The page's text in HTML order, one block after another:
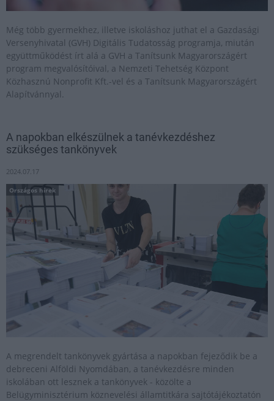
Még több gyermekhez, illetve iskoláshoz juthat el a Gazdasági
Versenyhivatal (GVH) Digitális Tudatosság programja, miután
együttműködést írt alá a GVH a Tanítsunk Magyarországért
program megvalósítóival, a Nemzeti Tehetség Központ
Közhasznú Nonprofit Kft.-vel és a Tanítsunk Magyarországért
Alapítvánnyal.
A napokban elkészülnek a tanévkezdéshez
szükséges tankönyvek
2024.07.17
Országos hírek
A megrendelt tankönyvek gyártása a napokban fejeződik be a
debreceni Alföldi Nyomdában, a tanévkezdésre minden
iskolában ott lesznek a tankönyvek - közölte a
Belügyminisztérium köznevelési államtitkára sajtótájékoztatón